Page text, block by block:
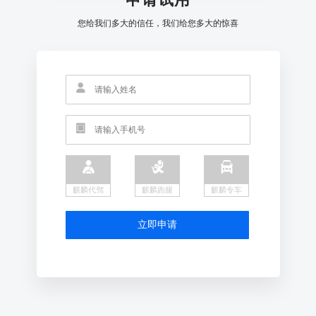
您给我们多大的信任，我们给您多大的惊喜
麒麟代驾 麒麟跑腿 麒麟专车
立即申请